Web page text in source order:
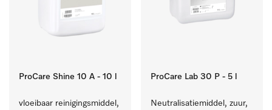
ProCare Shine 10 A - 10 l
vloeibaar reinigingsmiddel,
ProCare Lab 30 P - 5 l
Neutralisatiemiddel, zuur,